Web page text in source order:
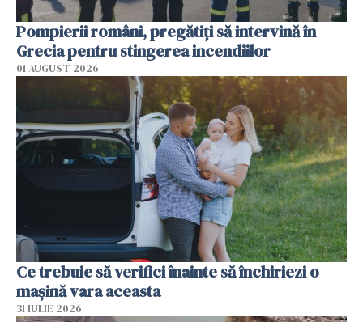
Pompierii români, pregătiţi să intervină în
Grecia pentru stingerea incendiilor
01 AUGUST 2026
Ce trebuie să verifici înainte să închiriezi o
mașină vara aceasta
31 IULIE 2026